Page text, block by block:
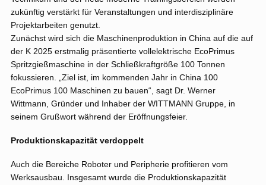
zukünftig verstärkt für Veranstaltungen und interdisziplinäre
Projektarbeiten genutzt.
Zunächst wird sich die Maschinenproduktion in China auf die auf
der K 2025 erstmalig präsentierte vollelektrische EcoPrimus
Spritzgießmaschine in der Schließkraftgröße 100 Tonnen
fokussieren. „Ziel ist, im kommenden Jahr in China 100
EcoPrimus 100 Maschinen zu bauen“, sagt Dr. Werner
Wittmann, Gründer und Inhaber der WITTMANN Gruppe, in
seinem Grußwort während der Eröffnungsfeier.
Produktionskapazität verdoppelt
Auch die Bereiche Roboter und Peripherie profitieren vom
Werksausbau. Insgesamt wurde die Produktionskapazität